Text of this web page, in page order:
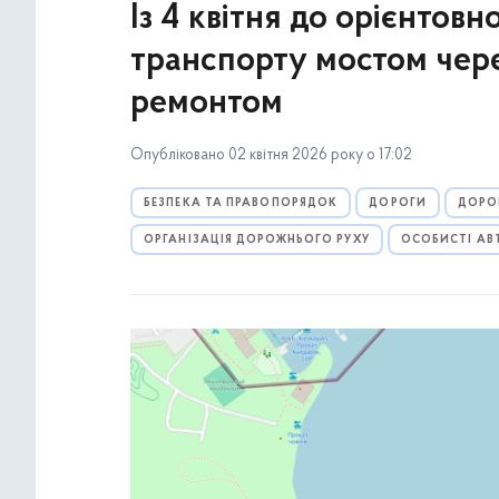
Із 4 квітня до
транспорту мостом
ремонтом
Опубліковано 02 квітня 2026 року о 17:02
БЕЗПЕКА ТА ПРАВОПОРЯДОК ДОРОГИ
ОРГАНІЗАЦІЯ ДОРОЖНЬОГО РУХУ ОСОБИСТІ